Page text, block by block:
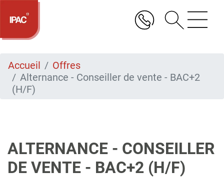
Aller
contenu
Accueil
Offres
Alternance - Conseiller de vente - BAC+2
(H/F)
ALTERNANCE - CONSEILLER
DE VENTE - BAC+2 (H/F)